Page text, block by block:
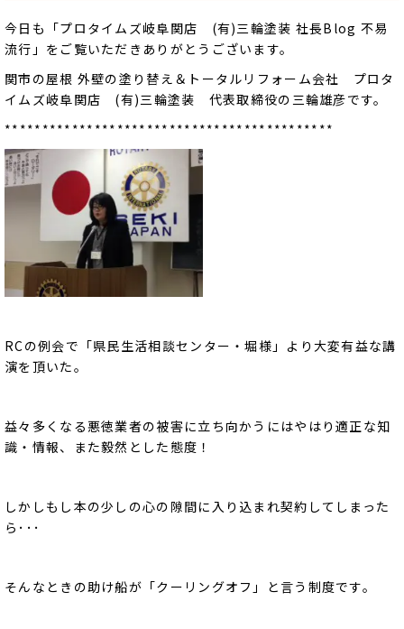
今日も「プロタイムズ岐阜関店 (有)三輪塗装 社長Blog 不易
流行」をご覧いただきありがとうございます。
関市の屋根 外壁の塗り替え＆トータルリフォーム会社 プロタ
イムズ岐阜関店 (有)三輪塗装 代表取締役の三輪雄彦です。
********************************************
RCの例会で「県民生活相談センター・堀様」より大変有益な講
演を頂いた。
益々多くなる悪徳業者の被害に立ち向かうにはやはり適正な知
識・情報、また毅然とした態度！
しかしもし本の少しの心の隙間に入り込まれ契約してしまった
ら･･･
そんなときの助け船が「クーリングオフ」と言う制度です。